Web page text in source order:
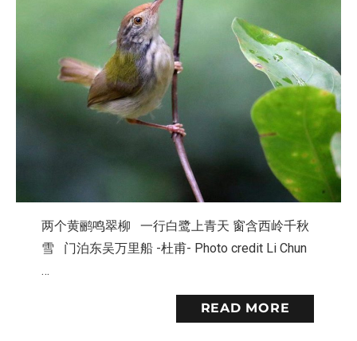
两个黄鹂鸣翠柳 一行白鹭上青天 窗含西岭千秋
雪 门泊东吴万里船 -杜甫- Photo credit Li Chun
…
READ MORE